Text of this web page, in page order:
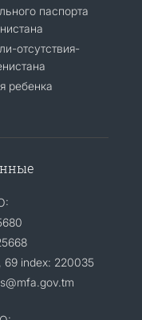
паспорта
отсутствия-
ребенка
69 index: 220035